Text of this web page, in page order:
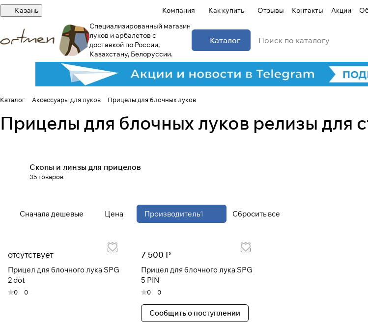
Казань Компания Как купить Отзывы Контакты Акции
Специализированный магазин
луков и арбалетов с
доставкой по России,
Казахстану, Белоруссии.
Каталог
Каталог Аксессуары для луков Прицелы для блочных луков
Прицелы для блочных луков релизы для
Скопы и линзы для прицелов
35 товаров
Сначала дешевые Цена Производитель1 Сбросить все
отсутствует
Прицел для блочного лука SPG
2 dot
0 0
7 500 Р
Прицел для блочного лука SPG
5 PIN
0 0
Сообщить о поступлении
Для клиентов всех банков